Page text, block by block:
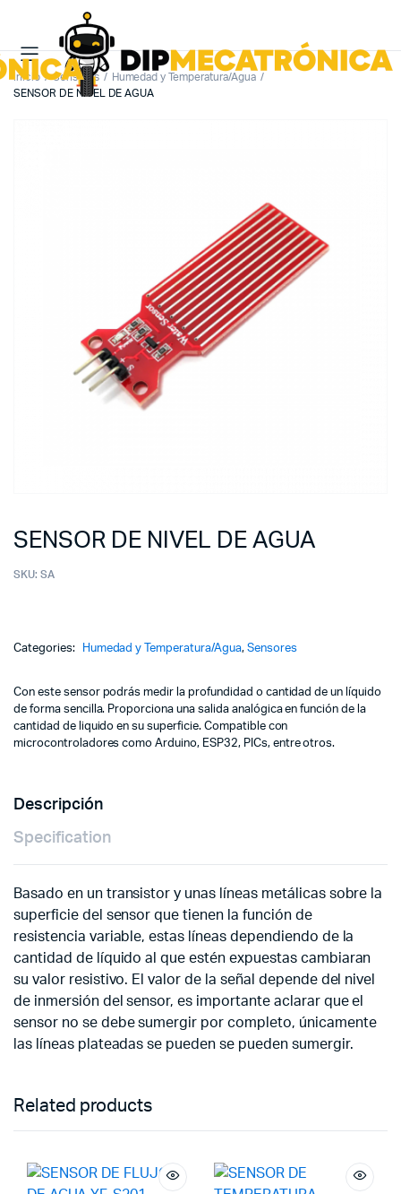
Inicio Sensores
Humedad y Temperatura/Agua
SENSOR DE NIVEL DE AGUA
SENSOR DE NIVEL DE AGUA
SKU: SA
Categories: Humedad y Temperatura/Agua, Sensores
Con este sensor podrás medir la profundidad o cantidad de un líquido
de forma sencilla. Proporciona una salida analógica en función de la
cantidad de liquido en su superficie. Compatible con
microcontroladores como Arduino, ESP32, PICs, entre otros.
Descripción
Specification
Basado en un transistor y unas líneas metálicas sobre la
superficie del sensor que tienen la función de
resistencia variable, estas líneas dependiendo de la
cantidad de líquido al que estén expuestas cambiaran
su valor resistivo. El valor de la señal depende del nivel
de inmersión del sensor, es importante aclarar que el
sensor no se debe sumergir por completo, únicamente
las líneas plateadas se pueden se pueden sumergir.
Related products